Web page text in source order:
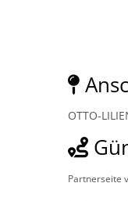
OTTO-
Partnerseite